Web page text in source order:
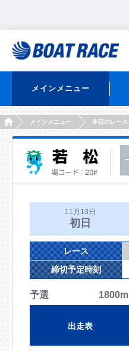
メインメニュー
HOMEメインメニュー 本日のレース
11月13日
初日
レース
締切予定時刻
予選 1800m
出走表